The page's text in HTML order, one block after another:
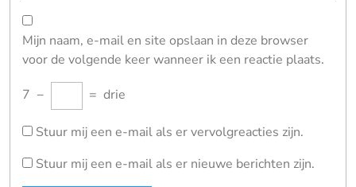
Mijn naam, e-mail en site opslaan in deze browser
voor de volgende keer wanneer ik een reactie plaats.
7 − = drie
Stuur mij een e-mail als er vervolgreacties zijn.
Stuur mij een e-mail als er nieuwe berichten zijn.